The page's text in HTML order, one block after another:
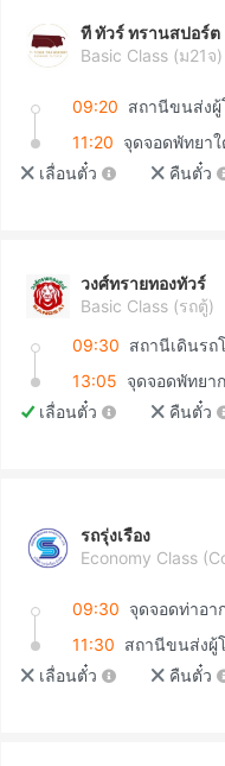
ที ทัวร์ ทรานสปอร์ต
Basic Class (ม21จ)
09:20 สถานีขนส่งผู้
11:20 จุดจอดพัทยา
เลื่อนตั๋ว
คืนตั๋ว
วงศ์ทรายทองทัวร์
Basic Class (รถตู้)
09:30
13:05 จุดจอดพัทยา
เลื่อนตั๋ว
คืนตั๋ว
รถรุ่งเรือง
Economy Class
09:30
11:30 สถานีขนส่งผู้
เลื่อนตั๋ว
คืนตั๋ว